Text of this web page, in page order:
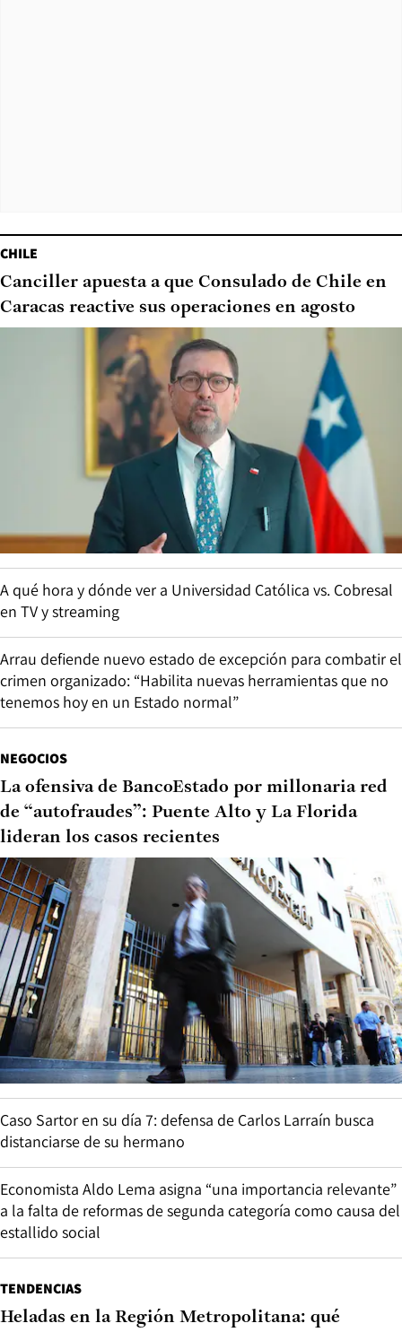
CHILE
Canciller apuesta a que Consulado de Chile en
Caracas reactive sus operaciones en agosto
A qué hora y dónde ver a Universidad Católica vs. Cobresal
en TV y streaming
Arrau defiende nuevo estado de excepción para combatir el
crimen organizado: “Habilita nuevas herramientas que no
tenemos hoy en un Estado normal”
NEGOCIOS
La ofensiva de BancoEstado por millonaria red
de “autofraudes”: Puente Alto y La Florida
lideran los casos recientes
Caso Sartor en su día 7: defensa de Carlos Larraín busca
distanciarse de su hermano
Economista Aldo Lema asigna “una importancia relevante”
a la falta de reformas de segunda categoría como causa del
estallido social
TENDENCIAS
Heladas en la Región Metropolitana: qué